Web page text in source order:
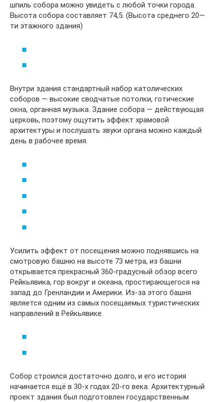
шпиль собора можно увидеть с любой точки города.
Высота собора составляет 74,5. (Высота среднего 20—
ти этажного здания)
Внутри здания стандартный набор католических
соборов — высокие сводчатые потолки, готические
окна, органная музыка. Здание собора — действующая
церковь, поэтому ощутить эффект храмовой
архитектуры и послушать звуки органа можно каждый
день в рабочее время.
Усилить эффект от посещения можно поднявшись на
смотровую башню на высоте 73 метра, из башни
открывается прекрасный 360-градусный обзор всего
Рейкьявика, гор вокруг и океана, простирающегося на
запад до Гренландии и Америки. Из-за этого башня
является одним из самых посещаемых туристических
направлений в Рейкьявике.
Собор строился достаточно долго, и его история
начинается ещё в 30-х годах 20-го века. Архитектурный
проект здания был подготовлен государственным